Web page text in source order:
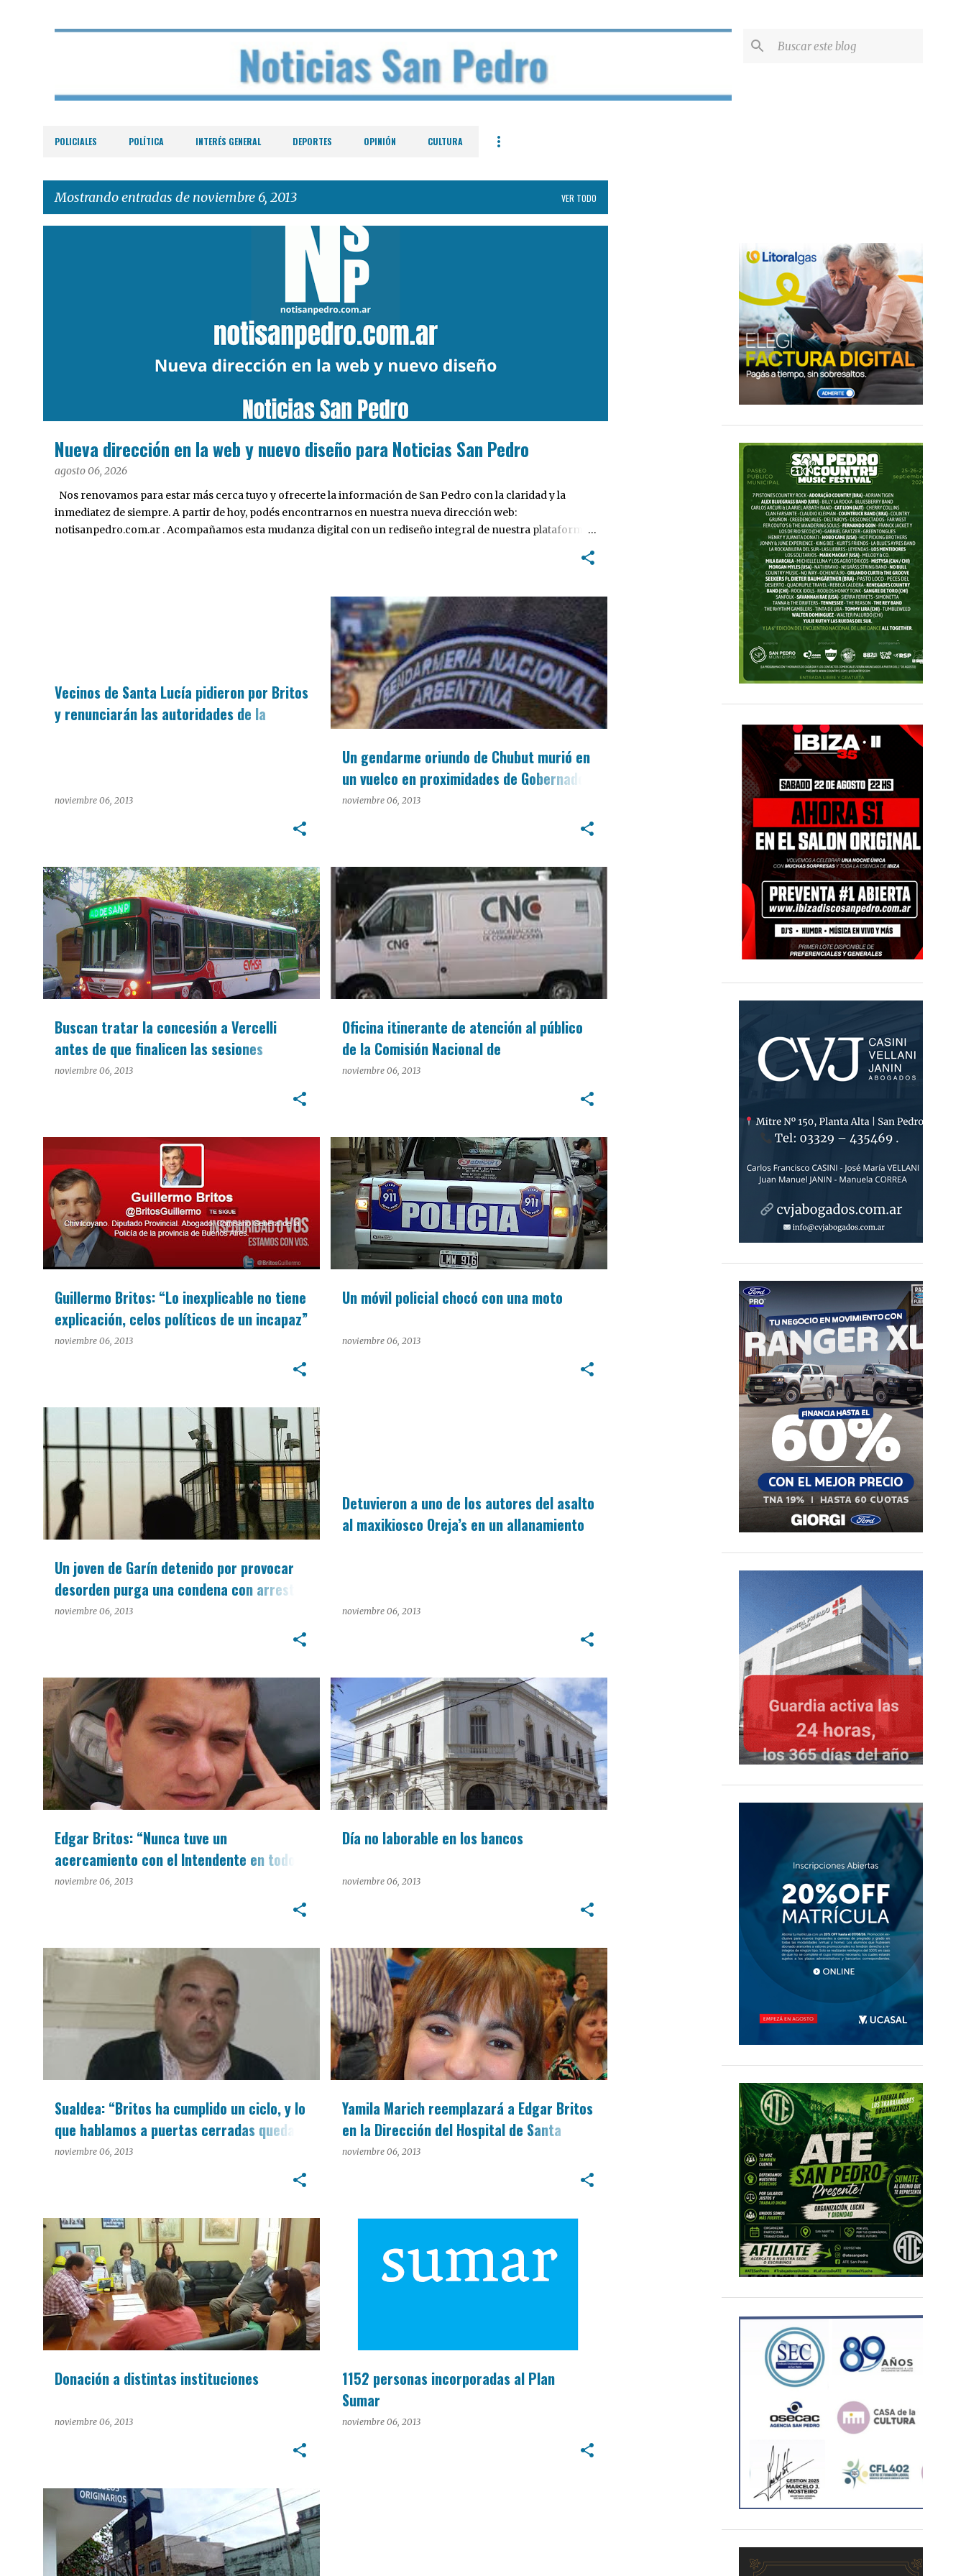
POLICIALES POLÍTICA INTERÉS GENERAL DEPORTES OPINIÓN CULTURA
Mostrando entradas de noviembre 6, 2013 VER TODO
Nueva dirección en la web y nuevo diseño para Noticias San Pedro
agosto 06, 2026
Nos renovamos para estar más cerca tuyo y ofrecerte la información de San Pedro con la claridad y la
inmediatez de siempre. A partir de hoy, podés encontrarnos en nuestra nueva dirección web:
notisanpedro.com.ar . Acompañamos esta mudanza digital con un rediseño integral de nuestra plataforma.
Vecinos de Santa Lucía pidieron por Britos
y renunciarán las autoridades de la
noviembre 06, 2013
Un gendarme oriundo de Chubut murió en
un vuelco en proximidades de Gobernador
Castro
noviembre 06, 2013
Buscan tratar la concesión a Vercelli
antes de que finalicen las sesiones
ordinarias del HCD
noviembre 06, 2013
INTERÉS GENERAL
Oficina itinerante de atención al público
de la Comisión Nacional de
Comunicaciones
noviembre 06, 2013
INTERÉS GENERAL
Guillermo Britos: “Lo inexplicable no tiene
explicación, celos políticos de un incapaz”
noviembre 06, 2013
POLÍTICA
Un móvil policial chocó con una moto
noviembre 06, 2013
POLICIALES
Un joven de Garín detenido por provocar
desorden purga una condena con arresto
domiciliario
noviembre 06, 2013
Detuvieron a uno de los autores del asalto
al maxikiosco Oreja’s en un allanamiento
noviembre 06, 2013
Edgar Britos: “Nunca tuve un
acercamiento con el Intendente en todos
estos años”
noviembre 06, 2013
INTERÉS GENERAL
Día no laborable en los bancos
noviembre 06, 2013
INTERÉS GENERAL
Sualdea: “Britos ha cumplido un ciclo, y lo
que hablamos a puertas cerradas quedará
entre él y yo”
noviembre 06, 2013
Yamila Marich reemplazará a Edgar Britos
en la Dirección del Hospital de Santa
Lucía
noviembre 06, 2013
INTERÉS GENERAL
Donación a distintas instituciones
noviembre 06, 2013
1152 personas incorporadas al Plan
Sumar
noviembre 06, 2013